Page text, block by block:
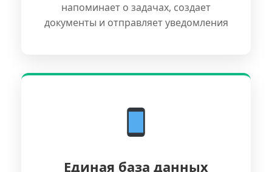
напоминает о задачах, создает
документы и отправляет уведомления
Единая база данных